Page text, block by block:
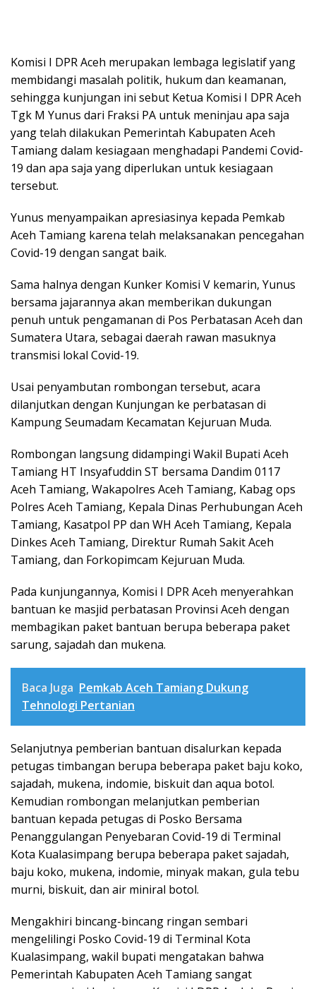
Komisi I DPR Aceh merupakan lembaga legislatif yang
membidangi masalah politik, hukum dan keamanan,
sehingga kunjungan ini sebut Ketua Komisi I DPR Aceh
Tgk M Yunus dari Fraksi PA untuk meninjau apa saja
yang telah dilakukan Pemerintah Kabupaten Aceh
Tamiang dalam kesiagaan menghadapi Pandemi Covid-
19 dan apa saja yang diperlukan untuk kesiagaan
tersebut.
Yunus menyampaikan apresiasinya kepada Pemkab
Aceh Tamiang karena telah melaksanakan pencegahan
Covid-19 dengan sangat baik.
Sama halnya dengan Kunker Komisi V kemarin, Yunus
bersama jajarannya akan memberikan dukungan
penuh untuk pengamanan di Pos Perbatasan Aceh dan
Sumatera Utara, sebagai daerah rawan masuknya
transmisi lokal Covid-19.
Usai penyambutan rombongan tersebut, acara
dilanjutkan dengan Kunjungan ke perbatasan di
Kampung Seumadam Kecamatan Kejuruan Muda.
Rombongan langsung didampingi Wakil Bupati Aceh
Tamiang HT Insyafuddin ST bersama Dandim 0117
Aceh Tamiang, Wakapolres Aceh Tamiang, Kabag ops
Polres Aceh Tamiang, Kepala Dinas Perhubungan Aceh
Tamiang, Kasatpol PP dan WH Aceh Tamiang, Kepala
Dinkes Aceh Tamiang, Direktur Rumah Sakit Aceh
Tamiang, dan Forkopimcam Kejuruan Muda.
Pada kunjungannya, Komisi I DPR Aceh menyerahkan
bantuan ke masjid perbatasan Provinsi Aceh dengan
membagikan paket bantuan berupa beberapa paket
sarung, sajadah dan mukena.
Baca Juga Pemkab Aceh Tamiang Dukung
Tehnologi Pertanian
Selanjutnya pemberian bantuan disalurkan kepada
petugas timbangan berupa beberapa paket baju koko,
sajadah, mukena, indomie, biskuit dan aqua botol.
Kemudian rombongan melanjutkan pemberian
bantuan kepada petugas di Posko Bersama
Penanggulangan Penyebaran Covid-19 di Terminal
Kota Kualasimpang berupa beberapa paket sajadah,
baju koko, mukena, indomie, minyak makan, gula tebu
murni, biskuit, dan air miniral botol.
Mengakhiri bincang-bincang ringan sembari
mengelilingi Posko Covid-19 di Terminal Kota
Kualasimpang, wakil bupati mengatakan bahwa
Pemerintah Kabupaten Aceh Tamiang sangat